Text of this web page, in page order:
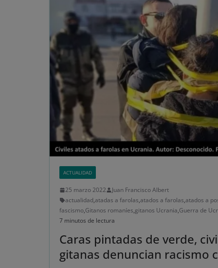
ACTUALIDAD
25 marzo 2022
Juan Francisco Albert
actualidad,atadas a farolas,atados a farolas,atados a
fascismo,Gitanos romaníes,gitanos Ucrania,Guerra de
7 minutos de lectura
Caras pintadas de verde,
gitanas denuncian racismo